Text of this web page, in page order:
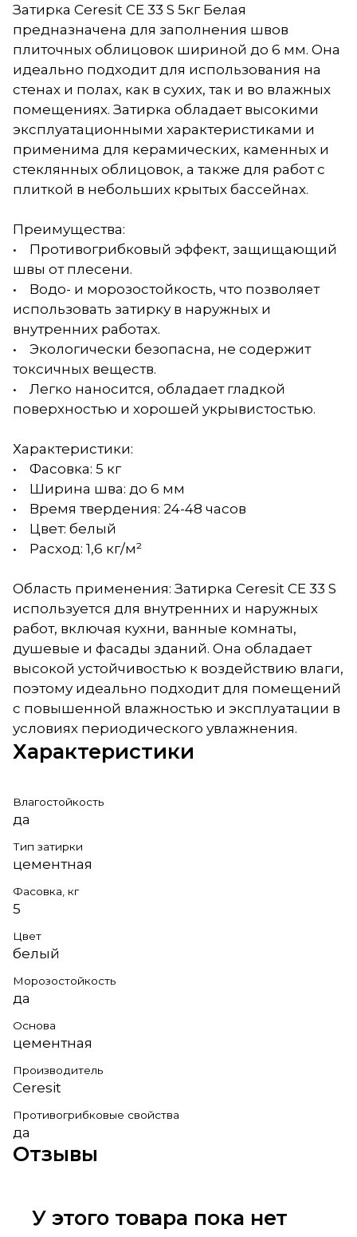
Затирка Ceresit CE 33 S 5кг Белая
предназначена для заполнения швов
плиточных облицовок шириной до 6 мм. Она
идеально подходит для использования на
стенах и полах, как в сухих, так и во влажных
помещениях. Затирка обладает высокими
эксплуатационными характеристиками и
применима для керамических, каменных и
стеклянных облицовок, а также для работ с
плиткой в небольших крытых бассейнах.
Преимущества:
• Противогрибковый эффект, защищающий
швы от плесени.
• Водо- и морозостойкость, что позволяет
использовать затирку в наружных и
внутренних работах.
• Экологически безопасна, не содержит
токсичных веществ.
• Легко наносится, обладает гладкой
поверхностью и хорошей укрывистостью.
Характеристики:
• Фасовка: 5 кг
• Ширина шва: до 6 мм
• Время твердения: 24-48 часов
• Цвет: белый
• Расход: 1,6 кг/м²
Область применения: Затирка Ceresit CE 33 S
используется для внутренних и наружных
работ, включая кухни, ванные комнаты,
душевые и фасады зданий. Она обладает
высокой устойчивостью к воздействию влаги,
поэтому идеально подходит для помещений
с повышенной влажностью и эксплуатации в
условиях периодического увлажнения.
Характеристики
Влагостойкость
да
Тип затирки
цементная
Фасовка, кг
5
Цвет
белый
Морозостойкость
да
Основа
цементная
Производитель
Ceresit
Противогрибковые свойства
да
Отзывы
У этого товара пока нет